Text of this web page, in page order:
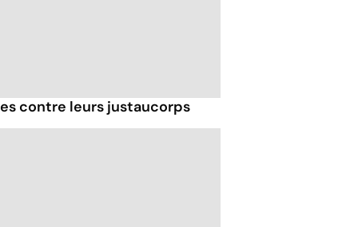
contre leurs justaucorps